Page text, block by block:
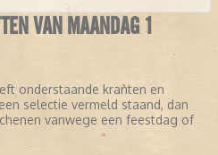
VAN MAANDAG 1
onderstaande kranten en
selectie vermeld staand, dan
vanwege een feestdag of